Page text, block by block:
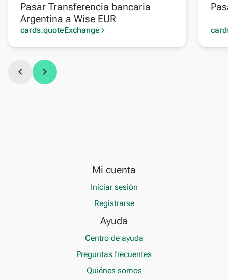
Pasar Transferencia bancaria
Argentina a Wise EUR
cards.quoteExchange arrow_forward_ios
chevron_left chevron_right
Mi cuenta
Iniciar sesión
Registrarse
Ayuda
Centro de ayuda
Preguntas frecuentes
Quiénes somos